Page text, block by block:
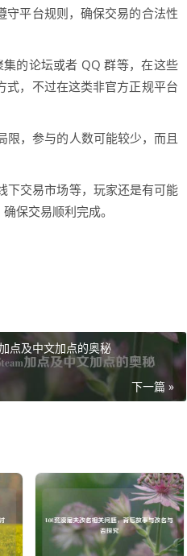
守平台规则，确保交易的合法性
的论坛或者 QQ 群等，在这些
式，不过在这类非官方正规平台
限，参与的人数可能较少，而且
下交易市场等，玩家还是有可能
保交易顺利完成。
点及中文加点的奥秘
下一篇 »